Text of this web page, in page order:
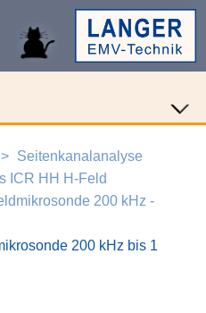
Seitenkanalanalyse
ICR HH H-Feld
200 kHz -
200 kHz bis 1